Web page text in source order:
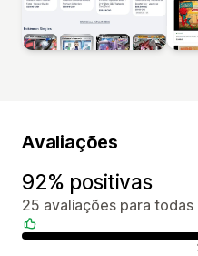
Avaliações
92% positivas
25 avaliações para
Avaliações positivas